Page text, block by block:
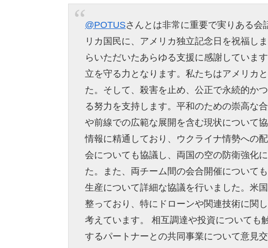
@POTUSさんとは非常に重要で実りある会
リカ国民に、アメリカ独立記念日を祝福し
らいただいたあらゆる支援に感謝していま
立を守る力となります。私たちはアメリカ
た。そして、殺害を止め、公正で永続的か
る努力を支持します。平和のための崇高な
や前線での広範な展開を含む現状について
情報に精通しており、ウクライナ情勢への
会についても協議し、両国の空の防衛強化
た。また、両チーム間の会合開催について
生産について詳細な協議を行いました。米
整っており、特にドローンや関連技術に関
考えています。 相互調達や投資についても
するパートナーとの共同事業について意見